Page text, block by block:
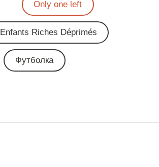
Only one left
Enfants Riches Déprimés
Футболка